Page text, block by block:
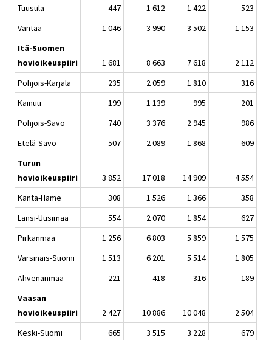
Tuusula
447 1 612 1 422
523
Vantaa
1 046 3 990 3 502
1 153
Itä-Suomen
hovioikeuspiiri
1 681 8 663 7 618
2 112
Pohjois-Karjala
235 2 059 1 810
316
Kainuu
199 1 139 995
201
Pohjois-Savo
740 3 376 2 945
986
Etelä-Savo
507 2 089 1 868
609
Turun
hovioikeuspiiri
3 852 17 018 14 909
4 554
Kanta-Häme
308 1 526 1 366
358
Länsi-Uusimaa
554 2 070 1 854
627
Pirkanmaa
1 256 6 803 5 859
1 575
Varsinais-Suomi
1 513 6 201 5 514
1 805
Ahvenanmaa
221 418 316
189
Vaasan
hovioikeuspiiri
2 427 10 886 10 048
2 504
Keski-Suomi
665 3 515 3 228 679